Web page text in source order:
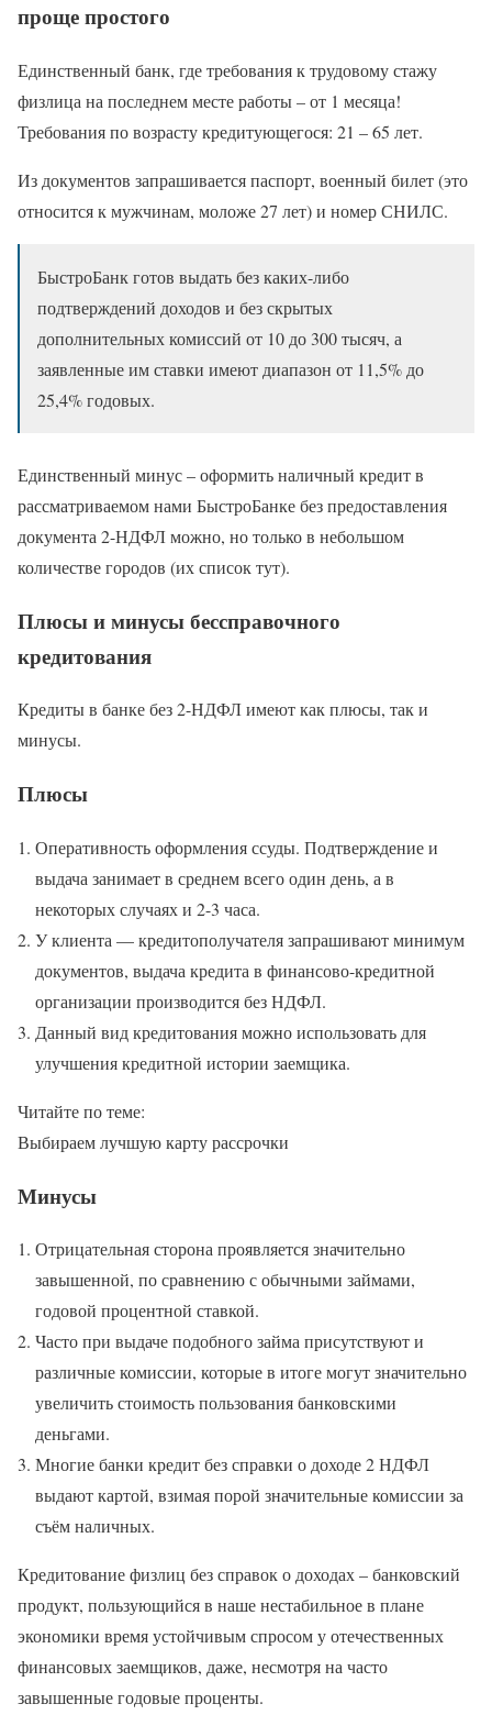
проще простого
Единственный банк, где требования к трудовому стажу
физлица на последнем месте работы – от 1 месяца!
Требования по возрасту кредитующегося: 21 – 65 лет.
Из документов запрашивается паспорт, военный билет (это
относится к мужчинам, моложе 27 лет) и номер СНИЛС.
БыстроБанк готов выдать без каких-либо
подтверждений доходов и без скрытых
дополнительных комиссий от 10 до 300 тысяч, а
заявленные им ставки имеют диапазон от 11,5% до
25,4% годовых.
Единственный минус – оформить наличный кредит в
рассматриваемом нами БыстроБанке без предоставления
документа 2-НДФЛ можно, но только в небольшом
количестве городов (их список тут).
Плюсы и минусы бессправочного
кредитования
Кредиты в банке без 2-НДФЛ имеют как плюсы, так и
минусы.
Плюсы
Оперативность оформления ссуды. Подтверждение и
выдача занимает в среднем всего один день, а в
некоторых случаях и 2-3 часа.
У клиента — кредитополучателя запрашивают минимум
документов, выдача кредита в финансово-кредитной
организации производится без НДФЛ.
Данный вид кредитования можно использовать для
улучшения кредитной истории заемщика.
Читайте по теме:
Выбираем лучшую карту рассрочки
Минусы
Отрицательная сторона проявляется значительно
завышенной, по сравнению с обычными займами,
годовой процентной ставкой.
Часто при выдаче подобного займа присутствуют и
различные комиссии, которые в итоге могут значительно
увеличить стоимость пользования банковскими
деньгами.
Многие банки кредит без справки о доходе 2 НДФЛ
выдают картой, взимая порой значительные комиссии за
съём наличных.
Кредитование физлиц без справок о доходах – банковский
продукт, пользующийся в наше нестабильное в плане
экономики время устойчивым спросом у отечественных
финансовых заемщиков, даже, несмотря на часто
завышенные годовые проценты.